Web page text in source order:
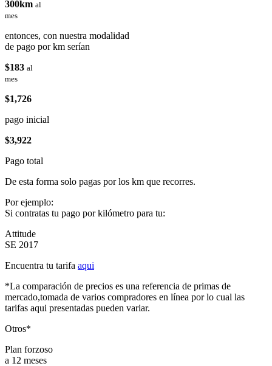
300km al
mes
entonces, con nuestra modalidad
de pago por km serían
$183 al
mes
$1,726
pago inicial
$3,922
Pago total
De esta forma solo pagas por los km que recorres.
Por ejemplo:
Si contratas tu pago por kilómetro para tu:
Attitude
SE 2017
Encuentra tu tarifa aqui
*La comparación de precios es una referencia de primas de
mercado,tomada de varios compradores en línea por lo cual las
tarifas aqui presentadas pueden variar.
Otros*
Plan forzoso
a 12 meses